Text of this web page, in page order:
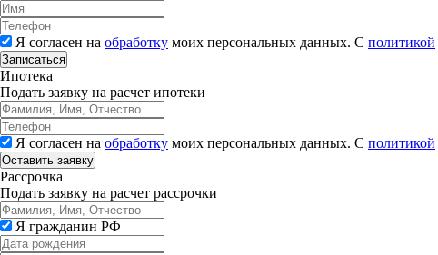
Я согласен на обработку моих персональных данных. С политикой
Записаться
Ипотека
Подать заявку на расчет ипотеки
Я согласен на обработку моих персональных данных. С политикой
Рассрочка
Подать заявку на расчет рассрочки
Я гражданин РФ